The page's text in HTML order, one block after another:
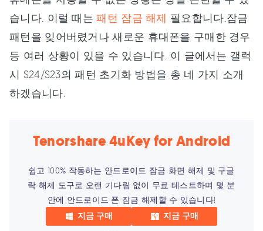
습니다. 이럴 때는패턴 잠금 해제 필요합니다.잠금
패턴을 잊어버렸거나 새로운 휴대폰을 구매한 경우
등 여러 상황이 있을 수 있습니다. 이 글에서는 갤럭
시 S24/S23의 패턴 초기화 방법을 총 네 가지 소개
하겠습니다.
Tenorshare 4uKey for Android
쉽고 100% 작동하는 안드로이드 잠금 화면 해제 및 구글
락 해제 도구로 오랜 기다림 없이 무료 테스트하며 몇 분
안에 안드로이드 폰 잠금 해제할 수 있습니다!
지금 구매 지금 구매